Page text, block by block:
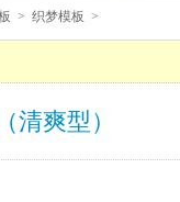
> 织梦模板 >
清爽型）